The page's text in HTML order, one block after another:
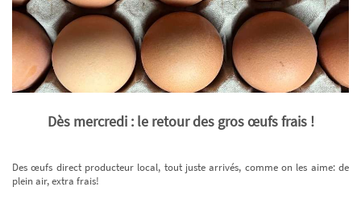
Dès mercredi : le retour des gros œufs frais !
Des œufs direct producteur local, tout juste arrivés, comme on les aime: de
plein air, extra frais!